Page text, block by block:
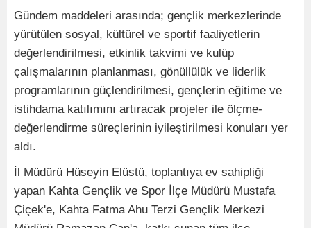
Gündem maddeleri arasında; gençlik merkezlerinde
yürütülen sosyal, kültürel ve sportif faaliyetlerin
değerlendirilmesi, etkinlik takvimi ve kulüp
çalışmalarının planlanması, gönüllülük ve liderlik
programlarının güçlendirilmesi, gençlerin eğitime ve
istihdama katılımını artıracak projeler ile ölçme-
değerlendirme süreçlerinin iyileştirilmesi konuları yer
aldı.
İl Müdürü Hüseyin Elüstü, toplantıya ev sahipliği
yapan Kahta Gençlik ve Spor İlçe Müdürü Mustafa
Çiçek'e, Kahta Fatma Ahu Terzi Gençlik Merkezi